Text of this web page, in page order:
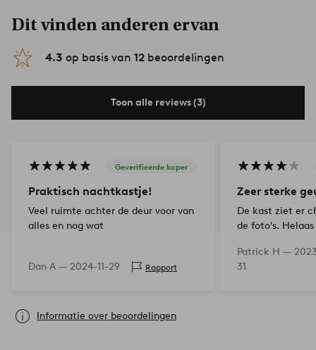
Dit vinden anderen ervan
4.3 op basis van 12 beoordelingen
Toon alle reviews (3)
Geverifieerde koper
Praktisch nachtkastje!
Veel ruimte achter de deur voor van
alles en nog wat
Dan A — 2024-11-29 Rapport
Zeer sterke
De kast ziet er
de foto's.
nog steeds zo
gang lucht.
Patrick H —
31
Informatie over beoordelingen